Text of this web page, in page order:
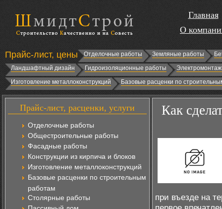
Главная
О
Прайс-лист, цены Отделочные работы Земляные работы
Ландшафтный дизайн
Гидроизоляционные работы
Изготовление металлоконструкций
Базовые расценки по
Прайс-лист, расценки, услуги
Отделочные работы
Общестроительные работы
Фасадные работы
Конструкции из кирпича и блоков
Изготовление металлоконструкций
Базовые расценки по строительным
работам
Столярные работы
Как
при въезде на